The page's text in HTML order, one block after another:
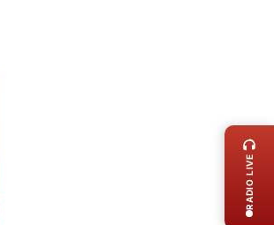
RADIO LIVE